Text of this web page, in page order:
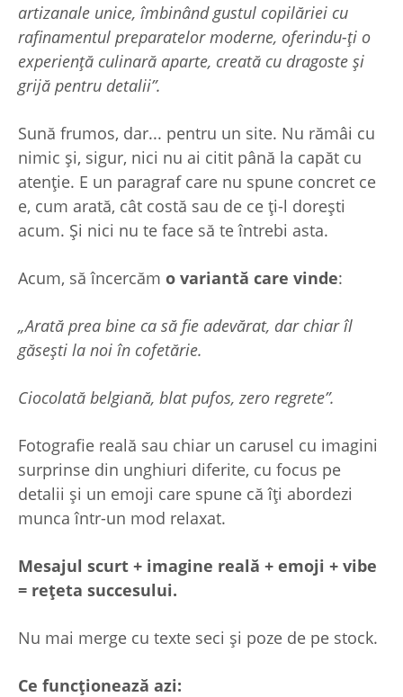
artizanale unice, îmbinând gustul copilăriei cu
rafinamentul preparatelor moderne, oferindu-ți o
experiență culinară aparte, creată cu dragoste și
grijă pentru detalii”.
Sună frumos, dar... pentru un site. Nu rămâi cu
nimic și, sigur, nici nu ai citit până la capăt cu
atenție. E un paragraf care nu spune concret ce
e, cum arată, cât costă sau de ce ți-l dorești
acum. Și nici nu te face să te întrebi asta.
Acum, să încercăm o variantă care vinde:
„Arată prea bine ca să fie adevărat, dar chiar îl
găsești la noi în cofetărie.
Ciocolată belgiană, blat pufos, zero regrete”.
Fotografie reală sau chiar un carusel cu imagini
surprinse din unghiuri diferite, cu focus pe
detalii și un emoji care spune că îți abordezi
munca într-un mod relaxat.
Mesajul scurt + imagine reală + emoji + vibe
= rețeta succesului.
Nu mai merge cu texte seci și poze de pe stock.
Ce funcționează azi: